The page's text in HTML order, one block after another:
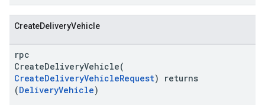
CreateDeliveryVehicle
rpc
CreateDeliveryVehicle(
CreateDeliveryVehicleRequest) returns
(DeliveryVehicle)